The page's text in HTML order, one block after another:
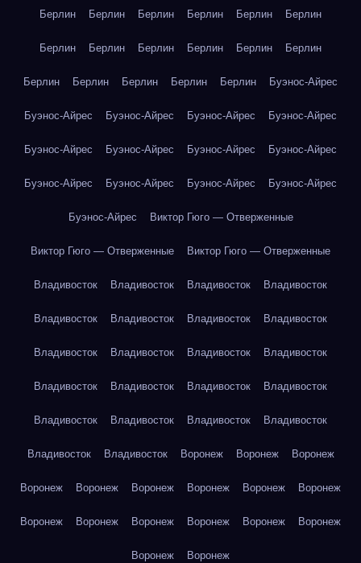
Берлин Берлин Берлин Берлин Берлин Берлин
Берлин Берлин Берлин Берлин Берлин Берлин
Берлин Берлин Берлин Берлин Берлин Буэнос-Айрес
Буэнос-Айрес Буэнос-Айрес Буэнос-Айрес Буэнос-Айрес
Буэнос-Айрес Буэнос-Айрес Буэнос-Айрес Буэнос-Айрес
Буэнос-Айрес Буэнос-Айрес Буэнос-Айрес Буэнос-Айрес
Буэнос-Айрес Виктор Гюго — Отверженные
Виктор Гюго — Отверженные Виктор Гюго — Отверженные
Владивосток Владивосток Владивосток Владивосток
Владивосток Владивосток Владивосток Владивосток
Владивосток Владивосток Владивосток Владивосток
Владивосток Владивосток Владивосток Владивосток
Владивосток Владивосток Владивосток Владивосток
Владивосток Владивосток Воронеж Воронеж Воронеж
Воронеж Воронеж Воронеж Воронеж Воронеж Воронеж
Воронеж Воронеж Воронеж Воронеж Воронеж Воронеж
Воронеж Воронеж